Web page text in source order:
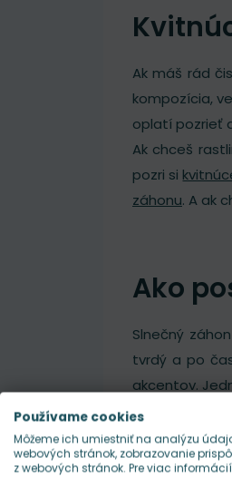
Ak máš rád
kompozícia,
oplatí pozrieť
Ak chceš
pozri si
záhonu. A ak
Ako
Slnečný
tvrdý a po
akcentov.
Práve na
kombinovať
Používame cookies
Môžeme ich umiestniť na analýzu
webových stránok, zobrazovanie
z webových stránok. Pre viac